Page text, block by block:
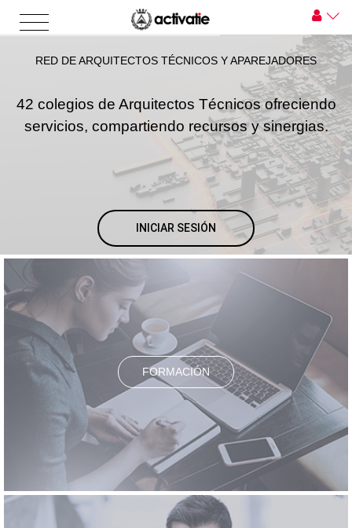
RED DE ARQUITECTOS TÉCNICOS Y APAREJADORES
42 colegios de Arquitectos Técnicos ofreciendo
servicios, compartiendo recursos y sinergias.
INICIAR SESIÓN
FORMACIÓN